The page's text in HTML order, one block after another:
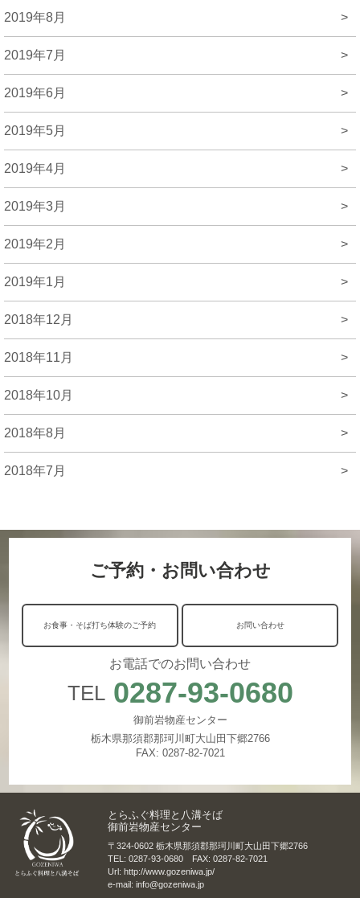
2019年8月 >
2019年7月 >
2019年6月 >
2019年5月 >
2019年4月 >
2019年3月 >
2019年2月 >
2019年1月 >
2018年12月 >
2018年11月 >
2018年10月 >
2018年8月 >
2018年7月 >
ご予約・お問い合わせ
お食事・そば打ち体験のご予約 お問い合わせ
お電話でのお問い合わせ
TEL 0287-93-0680
御前岩物産センター
栃木県那須郡那珂川町大山田下郷2766
FAX: 0287-82-7021
とらふぐ料理と八溝そば
御前岩物産センター
〒324-0602 栃木県那須郡那珂川町大山田下郷2766
TEL: 0287-93-0680 FAX: 0287-82-7021
Url: http://www.gozeniwa.jp/
e-mail: info@gozeniwa.jp